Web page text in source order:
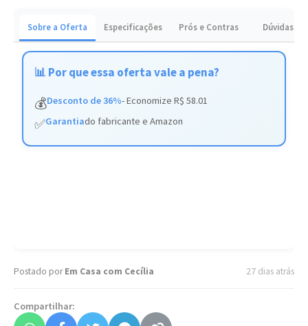
Sobre a Oferta Especificações Prós e Contras Dúvidas
📊 Por que essa oferta vale a pena?
💰Desconto de 36%- Economize R$ 58.01
✅Garantiado fabricante e Amazon
Postado porEm Casa com Cecília 27 dias atrás
Compartilhar: